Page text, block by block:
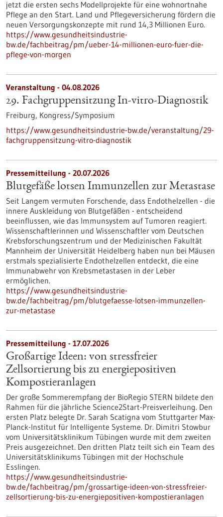
jetzt die ersten sechs Modellprojekte für eine wohnortnahe
Pflege an den Start. Land und Pflegeversicherung fördern die
neuen Versorgungskonzepte mit rund 14,3 Millionen Euro.
https://www.gesundheitsindustrie-
bw.de/fachbeitrag/pm/ueber-14-millionen-euro-fuer-die-
pflege-von-morgen
Veranstaltung - 04.08.2026
29. Fachgruppensitzung In-vitro-Diagnostik
Freiburg, Kongress/Symposium
https://www.gesundheitsindustrie-bw.de/veranstaltung/29-
fachgruppensitzung-vitro-diagnostik
Pressemitteilung - 20.07.2026
Blutgefäße lotsen Immunzellen zur Metastase
Seit Langem vermuten Forschende, dass Endothelzellen - die
innere Auskleidung von Blutgefäßen - entscheidend
beeinflussen, wie das Immunsystem auf Tumoren reagiert.
Wissenschaftlerinnen und Wissenschaftler vom Deutschen
Krebsforschungszentrum und der Medizinischen Fakultät
Mannheim der Universität Heidelberg haben nun bei Mäusen
erstmals spezialisierte Endothelzellen entdeckt, die eine
Immunabwehr von Krebsmetastasen in der Leber
ermöglichen.
https://www.gesundheitsindustrie-
bw.de/fachbeitrag/pm/blutgefaesse-lotsen-immunzellen-
zur-metastase
Pressemitteilung - 17.07.2026
Großartige Ideen: von stressfreier
Zellsortierung bis zu energiepositiven
Kompostieranlagen
Der große Sommerempfang der BioRegio STERN bildete den
Rahmen für die jährliche Science2Start-Preisverleihung. Den
ersten Platz belegte Dr. Sarah Scatigna vom Stuttgarter Max-
Planck-Institut für Intelligente Systeme. Dr. Dimitri Stowbur
vom Universitätsklinikum Tübingen wurde mit dem zweiten
Preis ausgezeichnet. Den dritten Platz teilt sich ein Team des
Universitätsklinikums Tübingen mit der Hochschule
Esslingen.
https://www.gesundheitsindustrie-
bw.de/fachbeitrag/pm/grossartige-ideen-von-stressfreier-
zellsortierung-bis-zu-energiepositiven-kompostieranlagen